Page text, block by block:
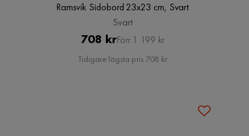
Ramsvik Sidobord 23x23 cm, Svart
Svart
Pris
708 kr Original
Pris
Förr 1 199 kr
Tidigare lägsta pris 708 kr